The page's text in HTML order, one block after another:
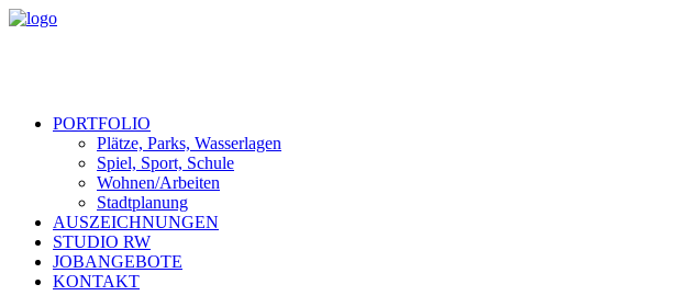
PORTFOLIO
Plätze, Parks, Wasserlagen
Spiel, Sport, Schule
Wohnen/Arbeiten
Stadtplanung
AUSZEICHNUNGEN
STUDIO RW
JOBANGEBOTE
KONTAKT